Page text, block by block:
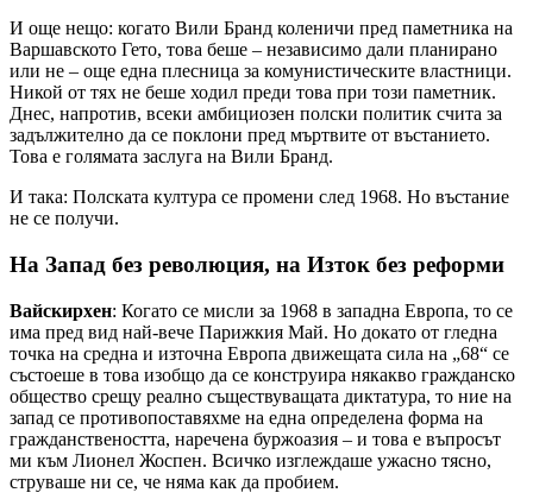
И още нещо: когато Вили Бранд коленичи пред паметника на
Варшавското Гето, това беше – независимо дали планирано
или не – още една плесница за комунистическите властници.
Никой от тях не беше ходил преди това при този паметник.
Днес, напротив, всеки амбициозен полски политик счита за
задължително да се поклони пред мъртвите от въстанието.
Това е голямата заслуга на Вили Бранд.
И така: Полската култура се промени след 1968. Но въстание
не се получи.
На Запад без революция, на Изток без реформи
Вайскирхен: Когато се мисли за 1968 в западна Европа, то се
има пред вид най-вече Парижкия Май. Но докато от гледна
точка на средна и източна Европа движещата сила на „68“ се
състоеше в това изобщо да се конструира някакво гражданско
общество срещу реално съществуващата диктатура, то ние на
запад се противопоставяхме на една определена форма на
гражданствеността, наречена буржоазия – и това е въпросът
ми към Лионел Жоспен. Всичко изглеждаше ужасно тясно,
струваше ни се, че няма как да пробием.